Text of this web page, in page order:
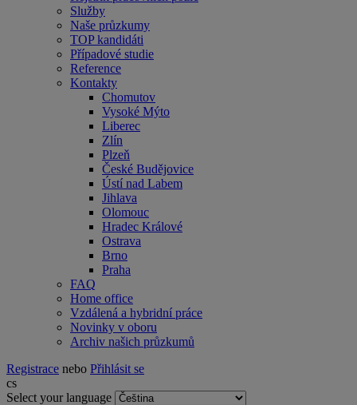
Služby
Naše průzkumy
TOP kandidáti
Případové studie
Reference
Kontakty
Chomutov
Vysoké Mýto
Liberec
Zlín
Plzeň
České Budějovice
Ústí nad Labem
Jihlava
Olomouc
Hradec Králové
Ostrava
Brno
Praha
FAQ
Home office
Vzdálená a hybridní práce
Novinky v oboru
Archiv našich průzkumů
Registrace nebo Přihlásit se
cs
Select your language